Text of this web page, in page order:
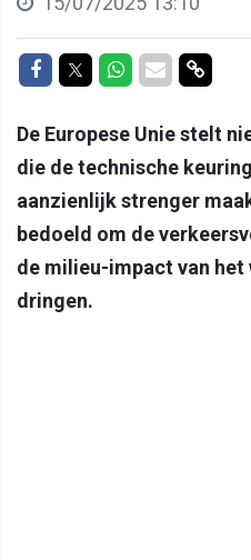
Delen op Facebook
Delen op Twitter
Delen opDelen via
De Europese Unie stelt
die de technische
aanzienlijk strenger
bedoeld om de
de milieu-impact van
dringen.